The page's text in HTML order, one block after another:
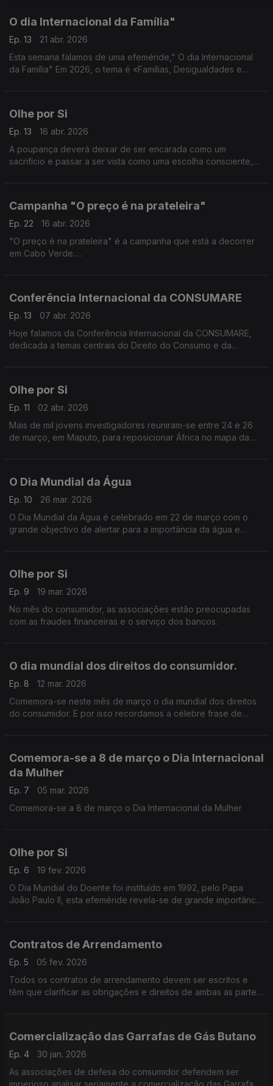
O dia Internacional da Família"
Ep. 13
21 abr. 2026
Esta semana falamos de uma efeméride," O dia Internacional
da Família" Em 2026, o tema é «Famílias, Desigualdades e
Olhe por Si
Ep. 13
16 abr. 2026
A poupança deverá deixar de ser encarada como um
sacrifício e passar a ser vista como uma escolha consciente,
Campanha "O preço é na prateleira"
Ep. 22
16 abr. 2026
"O preço é na prateleira" é a campanha que está a decorrer
em Cabo Verde.
Conferência Internacional da CONSUMARE
Ep. 13
07 abr. 2026
Hoje falamos da Conferência Internacional da CONSUMARE,
dedicada a temas centrais do Direito do Consumo e da
Olhe por Si
Ep. 11
02 abr. 2026
Mais de mil jovens investigadores reuniram-se entre 24 e 26
de março, em Maputo, para reposicionar África no mapa da
O Dia Mundial da Água
Ep. 10
26 mar. 2026
O Dia Mundial da Água é celebrado em 22 de março com o
grande objectivo de alertar para a importância da água e
Olhe por Si
Ep. 9
19 mar. 2026
No mês do consumidor, as associações estão preocupadas
com as fraudes financeiras e o serviço dos bancos.
O dia mundial dos direitos do consumidor.
Ep. 8
12 mar. 2026
Comemora-se neste mês de março o dia mundial dos direitos
do consumidor. E por isso recordamos a célebre frase de
Comemora-se a 8 de março o Dia Internacional
da Mulher
Ep. 7
05 mar. 2026
Comemora-se a 8 de março o Dia Internacional da Mulher
Olhe por Si
Ep. 6
19 fev. 2026
O Dia Mundial do Doente foi instituído em 1992, pelo Papa
João Paulo II, esta efeméride revela-se de grande importância
Contratos de Arrendamento
Ep. 5
05 fev. 2026
Todos os contratos de arrendamento devem ser escritos e
têm que clarificar as obrigações e direitos de ambas as partes,
Comercialização das Garrafas de Gás Butano
Ep. 4
30 jan. 2026
As associações de defesa do consumidor defendem ser
imperioso analisar seriamente a comercialização das Garrafas